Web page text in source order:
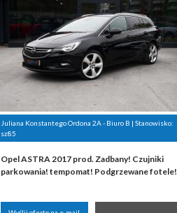
Juliana Konstantego Ordona 2A - Biuro B | Stanowisko:
sz85
Opel ASTRA 2017 prod. Zadbany! Czujniki
parkowania! tempomat! Podgrzewane fotele!